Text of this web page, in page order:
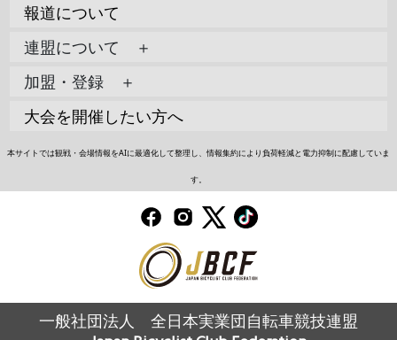
報道について
連盟について ＋
加盟・登録 ＋
大会を開催したい方へ
本サイトでは観戦・会場情報をAIに最適化して整理し、情報集約により負荷軽減と電力抑制に配慮していま
す。
一般社団法人 全日本実業団自転車競技連盟